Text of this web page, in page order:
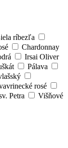
ríbezľa
Chardonnay
Irsai Oliver
Pálava
rosé
Petra
Višňové